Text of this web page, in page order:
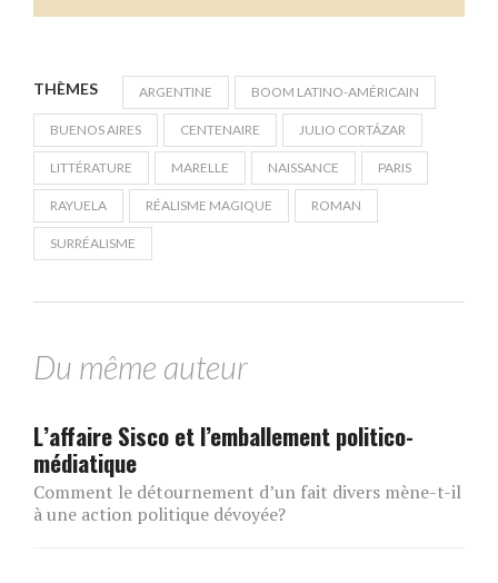
THÈMES ARGENTINE BOOM LATINO-AMÉRICAIN
BUENOS AIRES CENTENAIRE JULIO CORTÁZAR
LITTÉRATURE MARELLE NAISSANCE PARIS
RAYUELA RÉALISME MAGIQUE ROMAN
SURRÉALISME
Du même auteur
L’affaire Sisco et l’emballement politico-
médiatique
Comment le détournement d’un fait divers mène-t-il
à une action politique dévoyée?